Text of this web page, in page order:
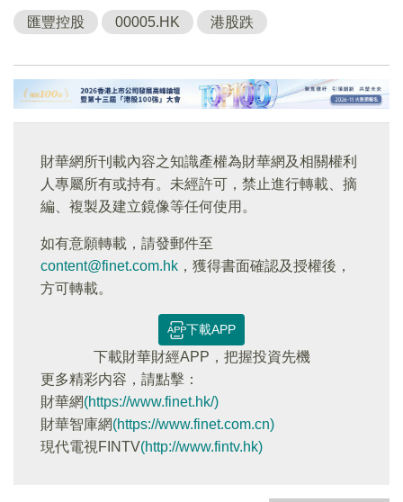
匯豐控股 00005.HK 港股跌
財華網所刊載內容之知識產權為財華網及相關權利
人專屬所有或持有。未經許可，禁止進行轉載、摘
編、複製及建立鏡像等任何使用。
如有意願轉載，請發郵件至
content@finet.com.hk ，獲得書面確認及授權後，
方可轉載。
下載APP
下載財華財經APP，把握投資先機
更多精彩内容，請點擊：
財華網(https://www.finet.hk/)
財華智庫網(https://www.finet.com.cn)
現代電視FINTV(http://www.fintv.hk)